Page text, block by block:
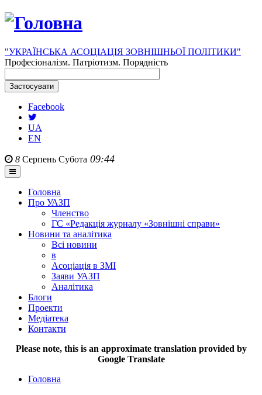
"УКРАЇНСЬКА АСОЦІАЦІЯ ЗОВНІШНЬОЇ ПОЛІТИКИ"
Професіоналізм. Патріотизм. Порядність
Facebook
UA
EN
8 Серпень Субота 09:44
Головна
Про УАЗП
Членство
ГС «Редакція журналу «Зовнішні справи»
Новини та аналітика
Всі новини
в
Асоціація в ЗМІ
Заяви УАЗП
Аналітика
Блоги
Проекти
Медіатека
Контакти
Please note, this is an approximate translation provided by
Google Translate
Головна